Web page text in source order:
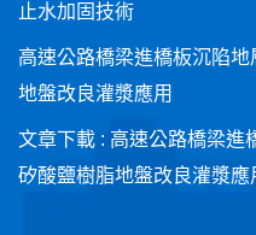
止水加固技術
高速公路橋梁進橋板沉陷
地盤改良灌漿應用
文章下載 : 高速公路橋梁進
矽酸鹽樹脂地盤改良灌漿應